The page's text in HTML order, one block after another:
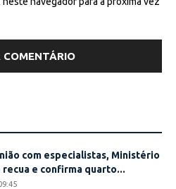
com especialistas, Ministério
recua e confirma quarto...